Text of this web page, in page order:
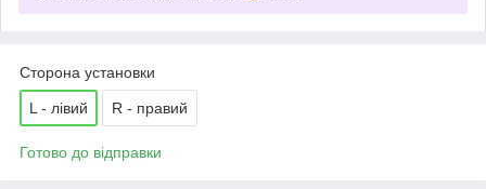
Сторона установки
L - лівий R - правий
Готово до відправки